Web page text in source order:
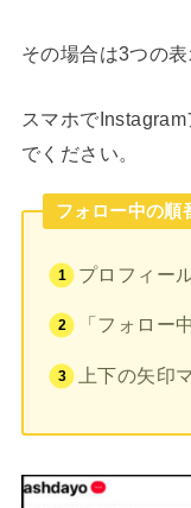
その場合は3つの
スマホで
でください。
フォロー中の順
プロフィー
「フォロー
上下の矢印